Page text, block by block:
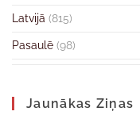
Latvijā (815)
Pasaulē (98)
Jaunākas Ziņas